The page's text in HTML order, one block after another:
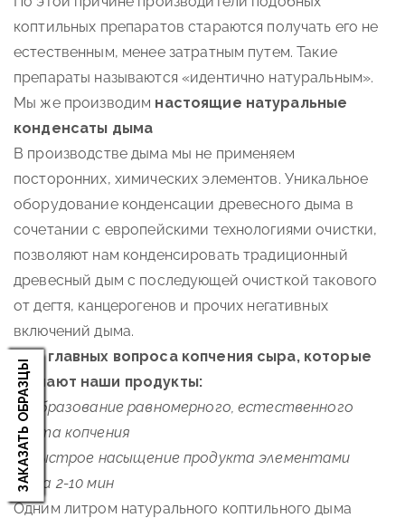
ЗАКАЗАТЬ ОБРАЗЦЫ
коптильных препаратов стараются получать его не
естественным, менее затратным путем. Такие
препараты называются «идентично натуральным».
Мы же производим настоящие натуральные
конденсаты дыма
В производстве дыма мы не применяем
посторонних, химических элементов. Уникальное
оборудование конденсации древесного дыма в
сочетании с европейскими технологиями очистки,
позволяют нам конденсировать традиционный
древесный дым с последующей очисткой такового
от дегтя, канцерогенов и прочих негативных
включений дыма.
Два главных вопроса копчения сыра, которые
решают наши продукты:
1) Образование равномерного, естественного
цвета копчения
2) Быстрое насыщение продукта элементами
дыма 2-10 мин
Одним литром натурального коптильного дыма